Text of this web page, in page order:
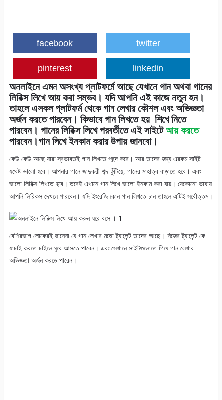
facebook twitter
pinterest linkedin
অনলাইনে এমন অসংখ্য প্লাটফর্মে আছে যেখানে গান অথবা গানের
লিরিক্স লিখে আয় করা সম্ভব। যদি আপনি এই কাজে নতুন হন।
তাহলে এসকল প্লাটফর্ম থেকে গান লেখার কৌশল এবং অভিজ্ঞতা
অর্জন করতে পারবেন। কিভাবে গান লিখতে হয় শিখে নিতে
পারবেন। গানের লিরিক্স লিখে পরবর্তীতে এই সাইটেআয় করতে
পারবেন।গান লিখে ইনকাম করার উপায় জানবো।
কেউ কেউ আছে যারা স্বভাবতই গান লিখতে পছন্দ করে। আর তাদের জন্য এরকম সাইট
যথেষ্ট ভালো হবে। আপনার গানে জাদুকরী শব্দ ফুঁটিয়ে, গানের মাহাত্ব বাড়াতে হবে। এবং
ভালো লিরিক্স লিখতে হবে। তবেই এখানে গান লিখে ভালো ইনকাম করা যায়। যেকোনো ভাষায়
আপনি লিরিকস দেখলে পারবেন। যদি ইংরেজি কোন গান লিখতে চান তাহলে এটিই সর্বোত্তম।
বেশিরভাগ লোকেরই জানেনা যে গান লেখার মতো ট্যালেন্ট তাদের আছে। নিজের ট্যালেন্ট কে
যাচাই করতে চাইলে ঘুরে আসতে পারেন। এবং সেখানে সাইটগুলোতে গিয়ে গান লেখার
অভিজ্ঞতা অর্জন করতে পারেন।